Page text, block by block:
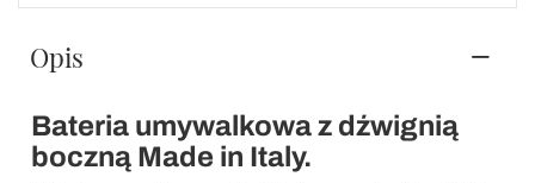
Opis
Bateria umywalkowa z dźwignią
boczną Made in Italy.